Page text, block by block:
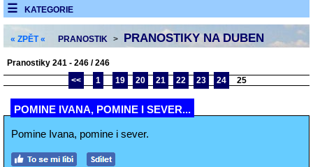
KATEGORIE
« ZPĚT « PRANOSTIK > PRANOSTIKY NA DUBEN
Pranostiky 241 - 246 / 246
<<
1 19 20 21 22 23 24 25
POMINE IVANA, POMINE I SEVER...
Pomine Ivana, pomine i sever.